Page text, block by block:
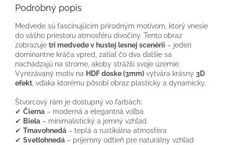
Podrobný popis
Medvede sú fascinujúcim prírodným motívom, ktorý vnesie
do vášho priestoru atmosféru divočiny. Tento obraz
zobrazuje tri medvede v hustej lesnej scenérii – jeden
dominantne kráča vpred, zatiaľ čo dva ďalšie sa
nachádzajú na strome, akoby strážili svoje územie.
Vyrezávaný motív na HDF doske (3mm) vytvára krásny 3D
efekt, vďaka ktorému pôsobí obraz plasticky a dynamicky.
Štvorcový rám je dostupný vo farbách:
✔ Čierna – moderná a elegantná voľba
✔ Biela – minimalistický a jemný vzhľad
✔ Tmavohnedá – teplá a rustikálna atmosféra
✔ Svetlohnedá – príjemný odtieň pre naturálny vzhľad